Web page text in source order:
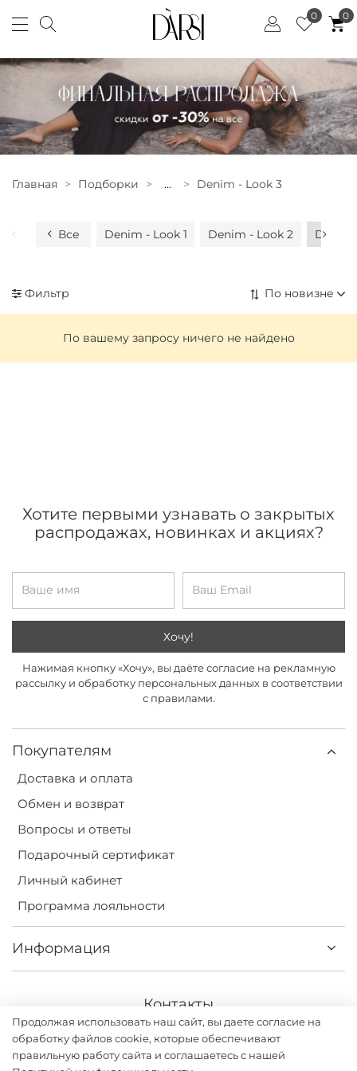
0 0
Главная Подборки ... Denim - Look 3
Все Denim - Look 1 Denim - Look 2 Denim
Фильтр
По вашему запросу ничего не найдено
Покупателям
Доставка и оплата
Обмен и возврат
Вопросы и ответы
Подарочный сертификат
Личный кабинет
Программа лояльности
Информация
Хотите первыми узнавать о закрытых
распродажах, новинках и акциях?
Хочу!
Нажимая кнопку «Хочу», вы даёте согласие на рекламную
рассылку и обработку персональных данных в соответствии
с правилами.
Контакты
+7(499) 113-31-75
Продолжая использовать наш сайт, вы даете согласие на
обработку файлов cookie, которые обеспечивают
правильную работу сайта и соглашаетесь с нашей